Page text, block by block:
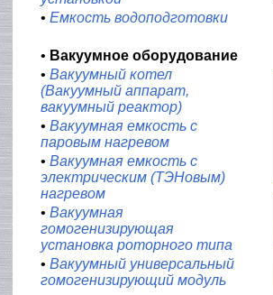
• Емкость водоподготовки
• Вакуумное оборудование
• Вакуумный котел
(Вакуумный аппарат,
вакуумный реактор)
• Вакуумная емкость с
паровым нагревом
• Вакуумная емкость с
электрическим (ТЭНовым)
нагревом
• Вакуумная
гомогенизирующая
установка роторного типа
• Вакуумный универсальный
гомогенизирующий модуль